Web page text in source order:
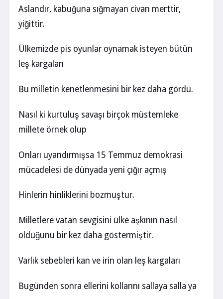
Aslandır, kabuğuna sığmayan civan merttir,
yiğittir.
Ülkemizde pis oyunlar oynamak isteyen bütün
leş kargaları
Bu milletin kenetlenmesini bir kez daha gördü.
Nasıl ki kurtuluş savaşı birçok müstemleke
millete örnek olup
Onları uyandırmışsa 15 Temmuz demokrasi
mücadelesi de dünyada yeni çığır açmış
Hinlerin hinliklerini bozmuştur.
Milletlere vatan sevgisini ülke aşkının nasıl
olduğunu bir kez daha göstermiştir.
Varlık sebebleri kan ve irin olan leş kargaları
Bugünden sonra ellerini kollarını sallaya salla ya